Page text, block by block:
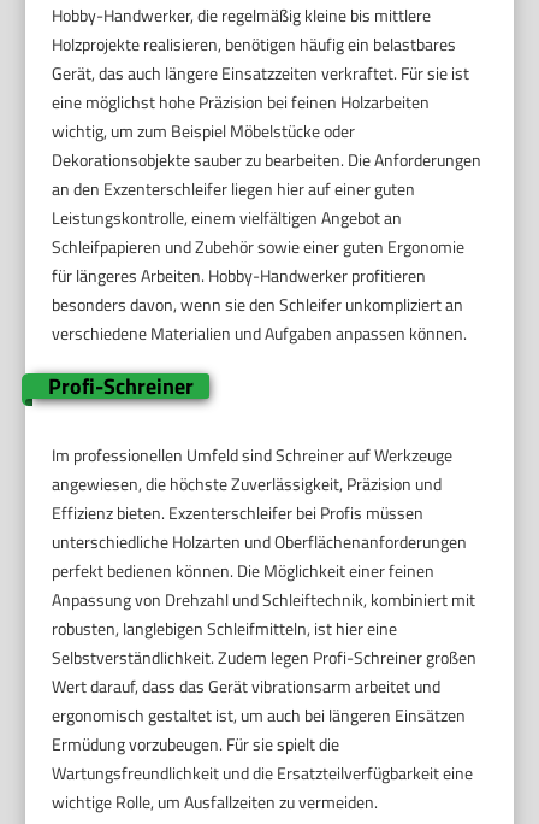
Hobby-Handwerker, die regelmäßig kleine bis mittlere
Holzprojekte realisieren, benötigen häufig ein belastbares
Gerät, das auch längere Einsatzzeiten verkraftet. Für sie ist
eine möglichst hohe Präzision bei feinen Holzarbeiten
wichtig, um zum Beispiel Möbelstücke oder
Dekorationsobjekte sauber zu bearbeiten. Die Anforderungen
an den Exzenterschleifer liegen hier auf einer guten
Leistungskontrolle, einem vielfältigen Angebot an
Schleifpapieren und Zubehör sowie einer guten Ergonomie
für längeres Arbeiten. Hobby-Handwerker profitieren
besonders davon, wenn sie den Schleifer unkompliziert an
verschiedene Materialien und Aufgaben anpassen können.
Profi-Schreiner
Im professionellen Umfeld sind Schreiner auf Werkzeuge
angewiesen, die höchste Zuverlässigkeit, Präzision und
Effizienz bieten. Exzenterschleifer bei Profis müssen
unterschiedliche Holzarten und Oberflächenanforderungen
perfekt bedienen können. Die Möglichkeit einer feinen
Anpassung von Drehzahl und Schleiftechnik, kombiniert mit
robusten, langlebigen Schleifmitteln, ist hier eine
Selbstverständlichkeit. Zudem legen Profi-Schreiner großen
Wert darauf, dass das Gerät vibrationsarm arbeitet und
ergonomisch gestaltet ist, um auch bei längeren Einsätzen
Ermüdung vorzubeugen. Für sie spielt die
Wartungsfreundlichkeit und die Ersatzteilverfügbarkeit eine
wichtige Rolle, um Ausfallzeiten zu vermeiden.